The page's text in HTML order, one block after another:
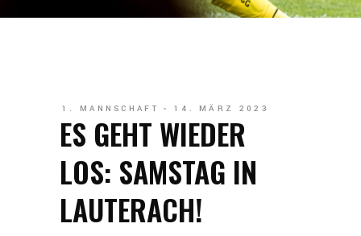
1. MANNSCHAFT 14. MÄRZ 2023
ES GEHT WIEDER
LOS: SAMSTAG IN
LAUTERACH!